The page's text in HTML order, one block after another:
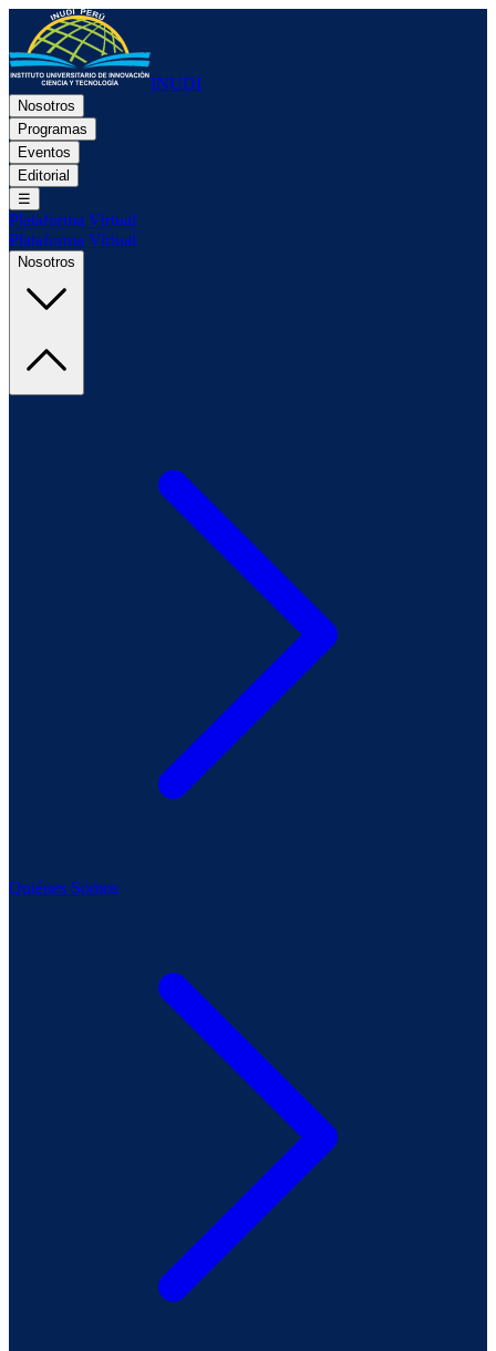
INUDI
Nosotros
Programas
Eventos
Editorial
☰
Plataforma Virtual
Plataforma Virtual
Nosotros
Quiénes Somos